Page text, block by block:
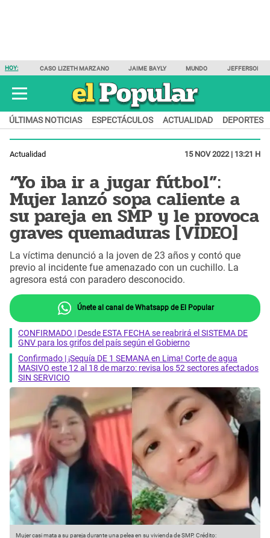
HOY: CASO LIZETH MARZANO JAIME BAYLY MUNDO JEFFERSON
ÚLTIMAS NOTICIAS ESPECTÁCULOS ACTUALIDAD DEPORTES
Actualidad 15 NOV 2022 | 13:21 H
“Yo iba ir a jugar fútbol”:
Mujer lanzó sopa caliente a
su pareja en SMP y le provoca
graves quemaduras [VIDEO]
La víctima denunció a la joven de 23 años y contó que
previo al incidente fue amenazado con un cuchillo. La
agresora está con paradero desconocido.
Únete al canal de Whatsapp de El Popular
CONFIRMADO | Desde ESTA FECHA se reabrirá el SISTEMA DE
GNV para los grifos del país según el Gobierno
Confirmado | ¡Sequía DE 1 SEMANA en Lima! Corte de agua
MASIVO este 12 al 18 de marzo: revisa los 52 sectores afectados
SIN SERVICIO
Mujer casi mata a su pareja durante una pelea en su vivienda de SMP. Crédito: